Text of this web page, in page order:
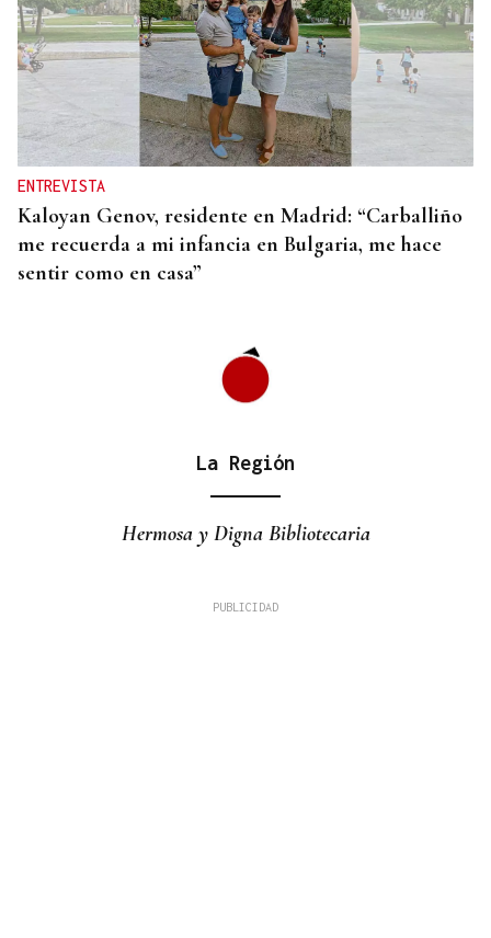
ENTREVISTA
Kaloyan Genov, residente en Madrid: “Carballiño
me recuerda a mi infancia en Bulgaria, me hace
sentir como en casa”
La Región
Hermosa y Digna Bibliotecaria